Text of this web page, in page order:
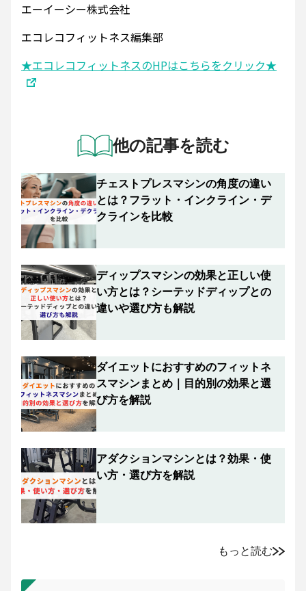
エーイーシー株式会社
エコレコフィットネス編集部
★エコレコフィットネスのHPはこちらをクリック★
他の記事を読む
チェストプレスマシンの角度の違い
とは？フラット・インクライン・デ
クラインを比較
ディップスマシンの効果と正しい使
い方とは？シーテッドディップとの
違いや選び方も解説
ダイエットにおすすめのフィットネ
スマシンまとめ｜目的別の効果と選
び方を解説
アダクションマシンとは？効果・使
い方・選び方を解説
もっと読む